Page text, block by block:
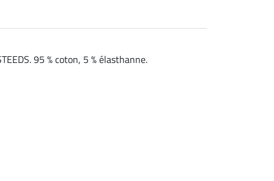
95 % coton, 5 % élasthanne.